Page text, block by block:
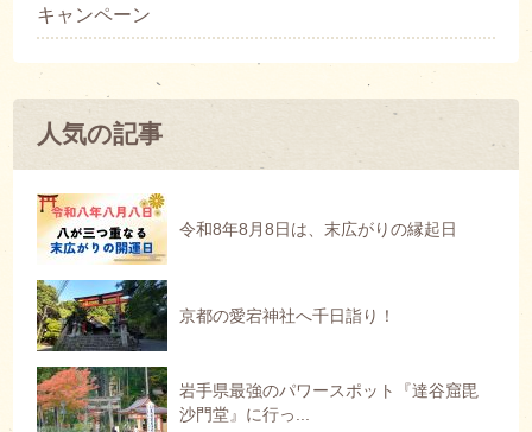
キャンペーン
人気の記事
令和8年8月8日は、末広がりの縁起日
京都の愛宕神社へ千日詣り！
岩手県最強のパワースポット『達谷窟毘
沙門堂』に行っ...